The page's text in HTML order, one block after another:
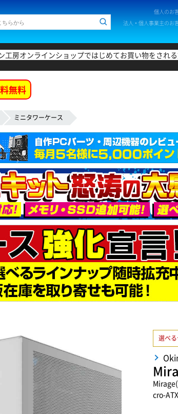
個人のお
法人・個人事業主のお
工房オンラインショップではじめてお買い物をされ
無料
ミニタワーケース
選べ
cro-